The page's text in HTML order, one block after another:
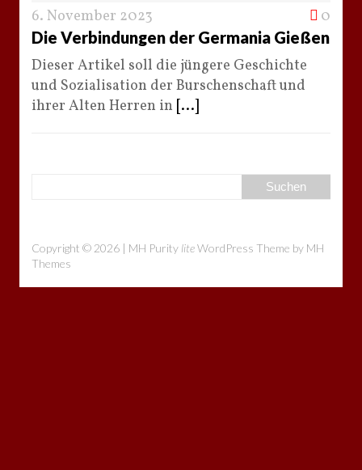
6. November 2023 0
Die Verbindungen der Germania Gießen
Dieser Artikel soll die jüngere Geschichte
und Sozialisation der Burschenschaft und
ihrer Alten Herren in [...]
Copyright © 2026 | MH Purity liteWordPress Theme by MH
Themes